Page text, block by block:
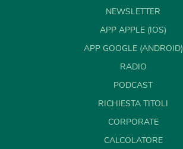
NEWSLETTER
APP APPLE (IOS)
APP GOOGLE (ANDROID)
RADIO
PODCAST
RICHIESTA TITOLI
CORPORATE
CALCOLATORE